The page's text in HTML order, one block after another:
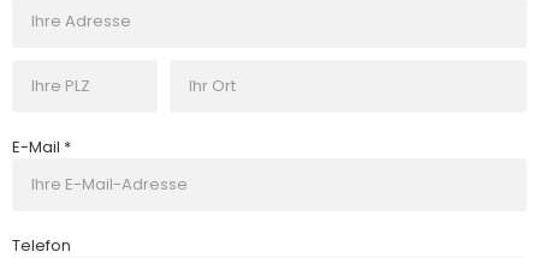
E-Mail *
Telefon